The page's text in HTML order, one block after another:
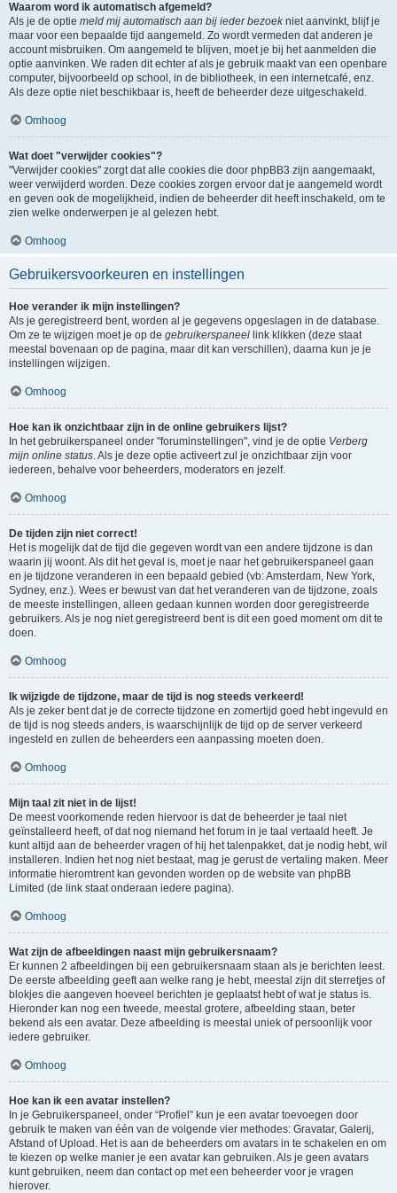
Waarom word ik automatisch afgemeld?
Als je de optie meld mij automatisch aan bij ieder bezoekniet aanvinkt, blijf je
maar voor een bepaalde tijd aangemeld. Zo wordt vermeden dat anderen je
account misbruiken. Om aangemeld te blijven, moet je bij het aanmelden die
optie aanvinken. We raden dit echter af als je gebruik maakt van een openbare
computer, bijvoorbeeld op school, in de bibliotheek, in een internetcafé, enz.
Als deze optie niet beschikbaar is, heeft de beheerder deze uitgeschakeld.
Omhoog
Wat doet "verwijder cookies"?
"Verwijder cookies" zorgt dat alle cookies die door phpBB3 zijn aangemaakt,
weer verwijderd worden. Deze cookies zorgen ervoor dat je aangemeld wordt
en geven ook de mogelijkheid, indien de beheerder dit heeft inschakeld, om te
zien welke onderwerpen je al gelezen hebt.
Omhoog
Gebruikersvoorkeuren en instellingen
Hoe verander ik mijn instellingen?
Als je geregistreerd bent, worden al je gegevens opgeslagen in de database.
Om ze te wijzigen moet je op de gebruikerspaneel link klikken (deze staat
meestal bovenaan op de pagina, maar dit kan verschillen), daarna kun je je
instellingen wijzigen.
Omhoog
Hoe kan ik onzichtbaar zijn in de online gebruikers lijst?
In het gebruikerspaneel onder "foruminstellingen", vind je de optie Verberg
mijn online status. Als je deze optie activeert zul je onzichtbaar zijn voor
iedereen, behalve voor beheerders, moderators en jezelf.
Omhoog
De tijden zijn niet correct!
Het is mogelijk dat de tijd die gegeven wordt van een andere tijdzone is dan
waarin jij woont. Als dit het geval is, moet je naar het gebruikerspaneel gaan
en je tijdzone veranderen in een bepaald gebied (vb: Amsterdam, New York,
Sydney, enz.). Wees er bewust van dat het veranderen van de tijdzone, zoals
de meeste instellingen, alleen gedaan kunnen worden door geregistreerde
gebruikers. Als je nog niet geregistreerd bent is dit een goed moment om dit te
doen.
Omhoog
Ik wijzigde de tijdzone, maar de tijd is nog steeds verkeerd!
Als je zeker bent dat je de correcte tijdzone en zomertijd goed hebt ingevuld en
de tijd is nog steeds anders, is waarschijnlijk de tijd op de server verkeerd
ingesteld en zullen de beheerders een aanpassing moeten doen.
Omhoog
Mijn taal zit niet in de lijst!
De meest voorkomende reden hiervoor is dat de beheerder je taal niet
geïnstalleerd heeft, of dat nog niemand het forum in je taal vertaald heeft. Je
kunt altijd aan de beheerder vragen of hij het talenpakket, dat je nodig hebt, wil
installeren. Indien het nog niet bestaat, mag je gerust de vertaling maken. Meer
informatie hieromtrent kan gevonden worden op de website van phpBB
Limited (de link staat onderaan iedere pagina).
Omhoog
Wat zijn de afbeeldingen naast mijn gebruikersnaam?
Er kunnen 2 afbeeldingen bij een gebruikersnaam staan als je berichten leest.
De eerste afbeelding geeft aan welke rang je hebt, meestal zijn dit sterretjes of
blokjes die aangeven hoeveel berichten je geplaatst hebt of wat je status is.
Hieronder kan nog een tweede, meestal grotere, afbeelding staan, beter
bekend als een avatar. Deze afbeelding is meestal uniek of persoonlijk voor
iedere gebruiker.
Omhoog
Hoe kan ik een avatar instellen?
In je Gebruikerspaneel, onder “Profiel” kun je een avatar toevoegen door
gebruik te maken van één van de volgende vier methodes: Gravatar, Galerij,
Afstand of Upload. Het is aan de beheerders om avatars in te schakelen en om
te kiezen op welke manier je een avatar kan gebruiken. Als je geen avatars
kunt gebruiken, neem dan contact op met een beheerder voor je vragen
hierover.